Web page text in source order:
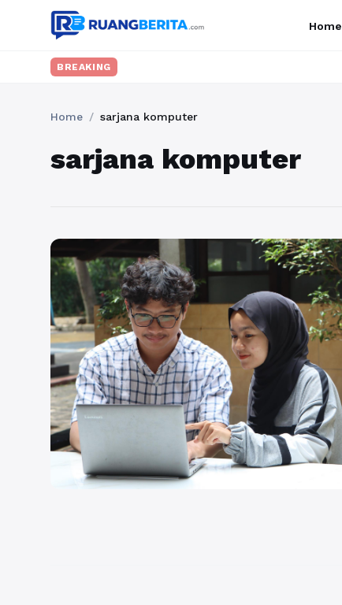
Home
BREAKING
Home / sarjana komputer
sarjana komputer